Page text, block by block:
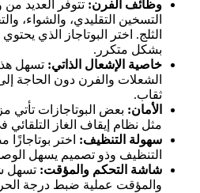
وظائف الفرن: تتوفر العديد
التسخين التقليدي، والشواء،
الثلج. اختر البوتاجاز الذي
بشكل متكرر.
خاصية الإشعال الذاتي: تسهل
الشعلات والفرن دون الحاجة
ثقاب.
الأمان: بعض البوتاجازات تأتي
مثل نظام إيقاف الغاز التلقائي
سهولة التنظيف: اختر
التنظيف وذو تصميم يسهل
شاشة التحكم والمؤقت: تسهل
والمؤقت عملية ضبط درجة